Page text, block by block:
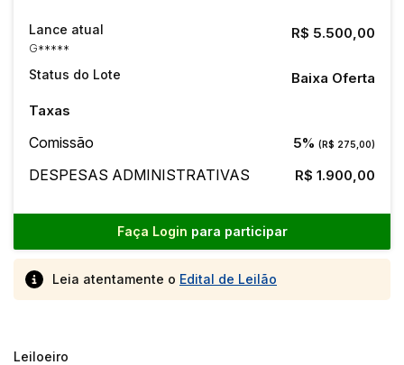
Lance atual
G*****
R$ 5.500,00
Status do Lote
Baixa Oferta
Taxas
Comissão 5% (R$ 275,00)
DESPESAS ADMINISTRATIVAS R$ 1.900,00
Faça Login para participar
Leia atentamente o Edital de Leilão
Leiloeiro